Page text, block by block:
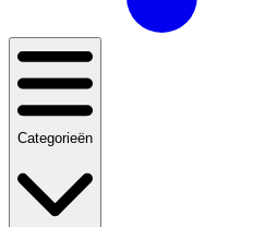
Categorieën